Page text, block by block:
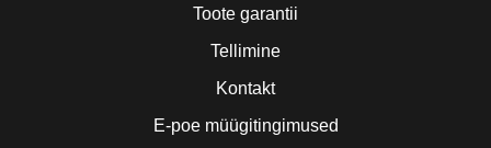
Toote garantii
Tellimine
Kontakt
E-poe müügitingimused